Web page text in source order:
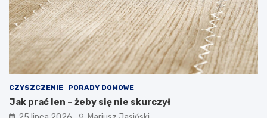
CZYSZCZENIE PORADY DOMOWE
Jak prać len – żeby się nie skurczył